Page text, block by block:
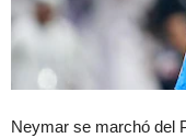
Neymar se marchó del